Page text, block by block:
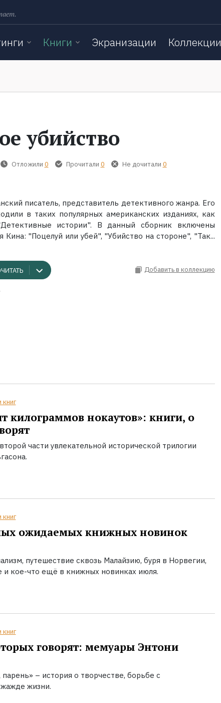
Книги Экранизации Коллекции
убийство
Отложили 0 Прочитали 0 Не дочитали 0
писатель, представитель детективного жанра. Его
в таких популярных американских изданиях, как
истории". В данный сборник включены
Кина: "Поцелуй или убей", "Убийство на стороне", "Так...
Добавить в коллекцию
книг
килограммов нокаутов»: книги, о
части увлекательной исторической трилогии
книг
ожидаемых книжных новинок
путешествие сквозь Малайзию, буря в Норвегии,
и кое-что ещё в книжных новинках июля.
книг
говорят: мемуары Энтони
– история о творчестве, борьбе с
жизни.